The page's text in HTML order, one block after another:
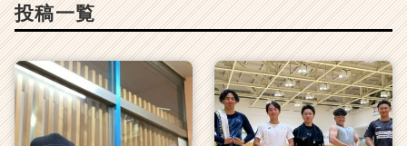
投稿一覧